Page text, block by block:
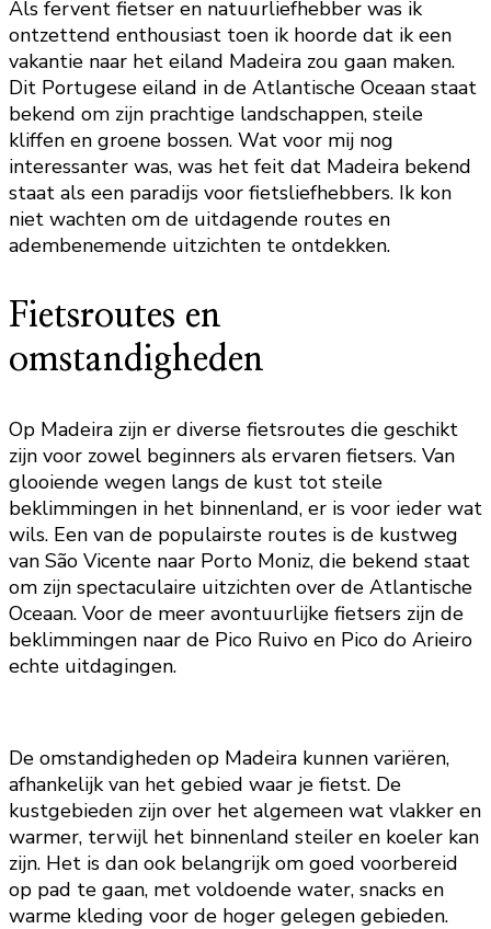
Als fervent fietser en natuurliefhebber was ik
ontzettend enthousiast toen ik hoorde dat ik een
vakantie naar het eiland Madeira zou gaan maken.
Dit Portugese eiland in de Atlantische Oceaan staat
bekend om zijn prachtige landschappen, steile
kliffen en groene bossen. Wat voor mij nog
interessanter was, was het feit dat Madeira bekend
staat als een paradijs voor fietsliefhebbers. Ik kon
niet wachten om de uitdagende routes en
adembenemende uitzichten te ontdekken.
Fietsroutes en
omstandigheden
Op Madeira zijn er diverse fietsroutes die geschikt
zijn voor zowel beginners als ervaren fietsers. Van
glooiende wegen langs de kust tot steile
beklimmingen in het binnenland, er is voor ieder wat
wils. Een van de populairste routes is de kustweg
van São Vicente naar Porto Moniz, die bekend staat
om zijn spectaculaire uitzichten over de Atlantische
Oceaan. Voor de meer avontuurlijke fietsers zijn de
beklimmingen naar de Pico Ruivo en Pico do Arieiro
echte uitdagingen.
De omstandigheden op Madeira kunnen variëren,
afhankelijk van het gebied waar je fietst. De
kustgebieden zijn over het algemeen wat vlakker en
warmer, terwijl het binnenland steiler en koeler kan
zijn. Het is dan ook belangrijk om goed voorbereid
op pad te gaan, met voldoende water, snacks en
warme kleding voor de hoger gelegen gebieden.